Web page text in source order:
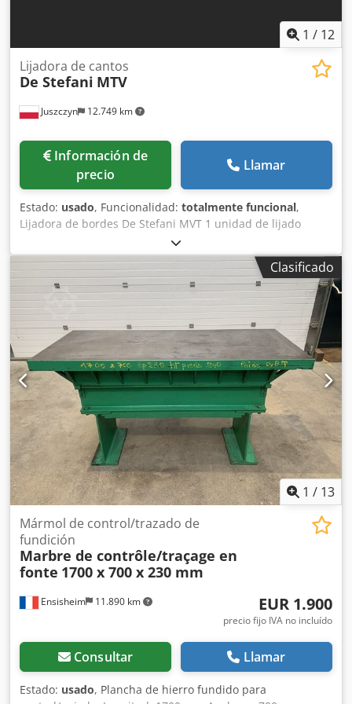
1 / 12
Juszczyn 12.749 km
Lijadora de cantos
De Stefani MTV
Información de
precio
Llamar
Estado: usado, Funcionalidad: totalmente funcional,
Lijadora de bordes De Stefani MVT 1 unidad de lijado
Crjdpfx Aeznu D Roanef Altura máxima de la pieza: 100
mm Motor de la unidad de lijado: 2,5 kW Unidad de lijado
con sistema de autoafilado Ajuste manual de la unidad de
lijado Ajuste manual del ángulo de la unidad Unidad de
lijado con oscilación Velocidad de avance regulable
mediante variador Motor de avance de 0,74 kW
Clasificado
1 / 13
Ensisheim 11.890 km
Mármol de control/trazado de
fundición
Marbre de contrôle/traçage en
fonte 1700 x 700 x 230 mm
EUR 1.900
precio fijo IVA no incluído
Consultar Llamar
Estado: usado, Plancha de hierro fundido para